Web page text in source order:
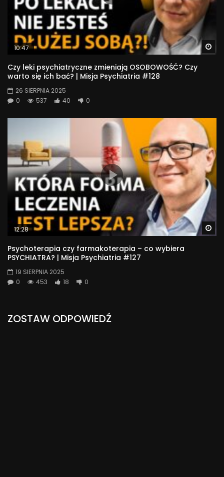
10:47
Czy leki psychiatryczne zmieniają OSOBOWOŚĆ? Czy
warto się ich bać? | Misja Psychiatria #128
26 SIERPNIA 2025
0
537 40 0
12:28
Psychoterapia czy farmakoterapia – co wybiera
PSYCHIATRA? | Misja Psychiatria #127
19 SIERPNIA 2025
0
453 18 0
ZOSTAW ODPOWIEDŹ